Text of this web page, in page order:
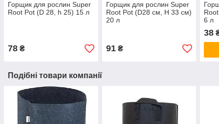
Горщик для рослин Super
Root Pot (D 28, h 25) 15 л
78 ₴
Горщик для рослин Super
Root Pot (D28 см, H 33 см)
20 л
91₴
6 л
38
Подібні товари компанії